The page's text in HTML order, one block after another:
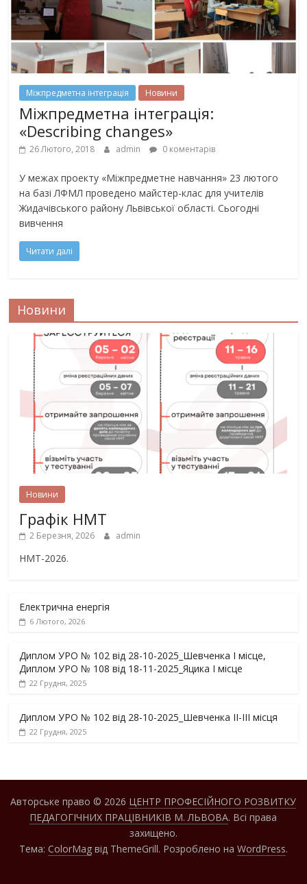
Міжпредметна інтеграція Новини
Міжпредметна інтеграція:
«Describing changes»
26 Лютого, 2018 admin 0 коментарів
У межах проекту «Міжпредметне навчання» 23 лютого
на базі ЛФМЛ проведено майстер-клас для учителів
Жидачівського району Львівської області. Сьогодні
вивчення
Читати далі
Новини
Новини
Графік НМТ
2 Березня, 2026 admin
НМТ-2026.
Електрична енергія
6 Лютого, 2026
Диплом УРО № 102 від 28-10-2025_Шевченка І місце,
Диплом УРО № 108 від 18-11-2025_Яцика І місце
22 Грудня, 2025
Диплом УРО № 102 від 28-10-2025_Шевченка ІІ-ІІІ місця
22 Грудня, 2025
Авторське право © 2026 ЦЕНТР ПРОФЕСІЙНОГО РОЗВИТКУ
ПЕДАГОГІЧНИХ ПРАЦІВНИКІВ М. ЛЬВОВА. Всі права
захищено.
Тема: ColorMagвід ThemeGrill. Розроблено на WordPress.